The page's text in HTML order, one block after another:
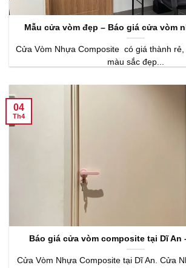
Mẫu cửa vòm đẹp – Báo giá cửa vòm
Cửa Vòm Nhựa Composite có giá thành rẻ,
màu sắc đẹp...
Báo giá cửa vòm composite tại Dĩ An
Cửa Vòm Nhựa Composite tại Dĩ An. Cửa
04
Th4